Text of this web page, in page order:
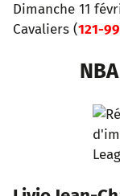
Dimanche 11
Cavaliers (121-99